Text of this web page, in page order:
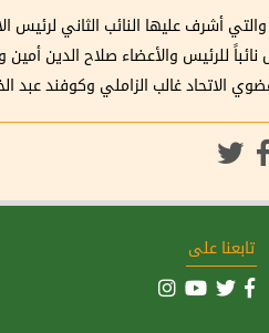
أشرف عليها النائب الثاني
نائباً للرئيس والأعضاء صلاح الدين
الاتحاد غالب الزاملي وكوفند عبد
تابعنا على